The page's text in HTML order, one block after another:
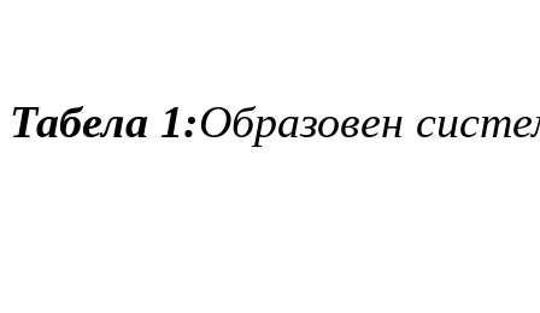
Табела 1:Образовен